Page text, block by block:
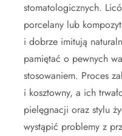
stomatologicznych.
porcelany lub
i dobrze imitują
pamiętać o pewnych
stosowaniem. Proces
i kosztowny, a ich
pielęgnacji oraz stylu
wystąpić problemy z